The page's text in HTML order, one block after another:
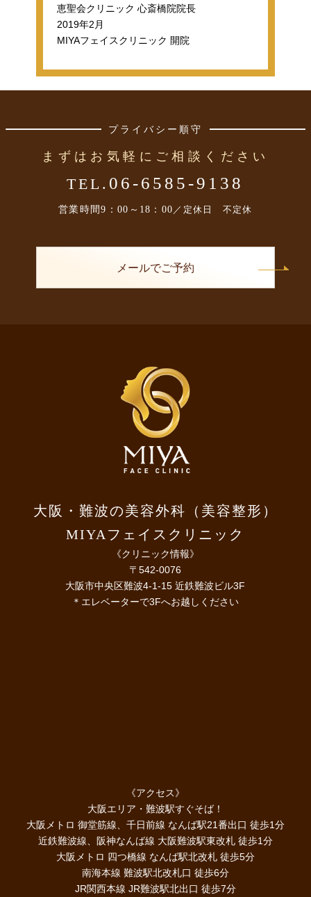
恵聖会クリニック 心斎橋院院長
2019年2月
MIYAフェイスクリニック 開院
プライバシー順守
まずはお気軽にご相談ください
TEL. 06-6585-9138
営業時間9：00～18：00 ／定休日 不定休
メールでご予約
大阪・難波の美容外科（美容整形）
MIYAフェイスクリニック
《クリニック情報》
〒542-0076
大阪市中央区難波4-1-15 近鉄難波ビル3F
＊エレベーターで3Fへお越しください
《アクセス》
大阪エリア・難波駅すぐそば！
大阪メトロ 御堂筋線、千日前線 なんば駅21番出口 徒歩1分
近鉄難波線、阪神なんば線 大阪難波駅東改札 徒歩1分
大阪メトロ 四つ橋線 なんば駅北改札 徒歩5分
南海本線 難波駅北改札口 徒歩6分
JR関西本線 JR難波駅北出口 徒歩7分